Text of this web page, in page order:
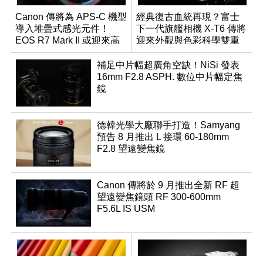
Canon 傳將為 APS-C 機型
導入堆疊式感光元件！
EOS R7 Mark II 或迎來高
速讀出升級
經典復古血統再現？富士
下一代旗艦相機 X-T6 傳將
迎來外觀與色彩科學雙重
優化
補足中片幅超廣角空缺！NiSi 發表
16mm F2.8 ASPH. 數位中片幅定焦
鏡
德韓光學大廠聯手打造！Samyang
預告 8 月推出 L 接環 60-180mm
F2.8 望遠變焦鏡
Canon 傳將於 9 月推出全新 RF 超
望遠變焦鏡頭 RF 300-600mm
F5.6L IS USM